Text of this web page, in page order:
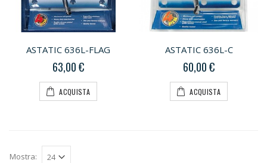
ASTATIC 636L-FLAG
63,00 €
ACQUISTA
ASTATIC 636L-C
60,00 €
ACQUISTA
Mostra: